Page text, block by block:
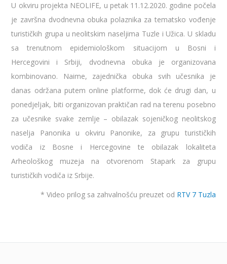
U okviru projekta NEOLIFE, u petak 11.12.2020. godine počela
je završna dvodnevna obuka polaznika za tematsko vođenje
turističkih grupa u neolitskim naseljima Tuzle i Užica. U skladu
sa trenutnom epidemiološkom situacijom u Bosni i
Hercegovini i Srbiji, dvodnevna obuka je organizovana
kombinovano. Naime, zajednička obuka svih učesnika je
danas održana putem online platforme, dok će drugi dan, u
ponedjeljak, biti organizovan praktičan rad na terenu posebno
za učesnike svake zemlje – obilazak sojeničkog neolitskog
naselja Panonika u okviru Panonike, za grupu turističkih
vodiča iz Bosne i Hercegovine te obilazak lokaliteta
Arheološkog muzeja na otvorenom Stapark za grupu
turističkih vodiča iz Srbije.
* Video prilog sa zahvalnošću preuzet od RTV 7 Tuzla